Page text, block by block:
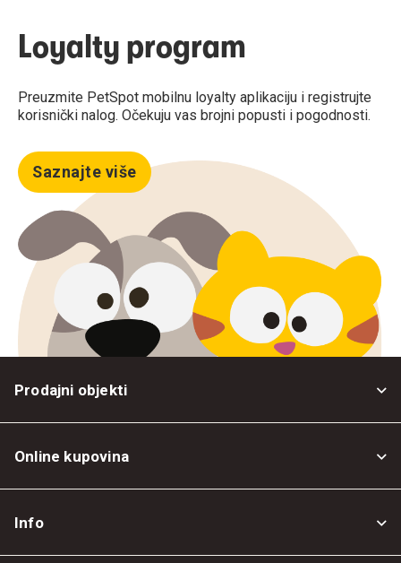
Loyalty program
Preuzmite PetSpot mobilnu loyalty aplikaciju i registrujte
korisnički nalog. Očekuju vas brojni popusti i pogodnosti.
Saznajte više
Prodajni objekti
Online kupovina
Info